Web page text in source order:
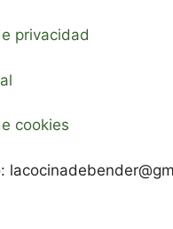
privacidad
cookies